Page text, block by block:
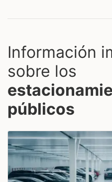
Información
sobre los
públicos